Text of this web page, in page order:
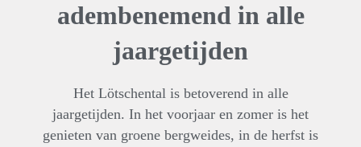
adembenemend in alle
jaargetijden
Het Lötschental is betoverend in alle
jaargetijden. In het voorjaar en zomer is het
genieten van groene bergweides, in de herfst is